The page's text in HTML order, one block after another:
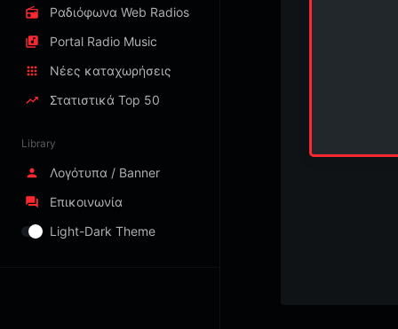
Ραδιόφωνα Web Radios
Portal Radio Music
Νέες καταχωρήσεις
Στατιστικά Top 50
Library
Λογότυπα / Banner
Επικοινωνία
Light-Dark Theme